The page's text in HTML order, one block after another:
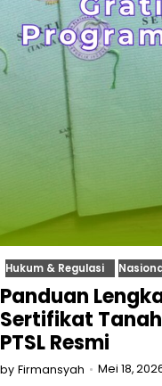
Hukum & Regulasi
Panduan
Sertifikat
PTSL Resmi
by Firmansyah Mei 18,